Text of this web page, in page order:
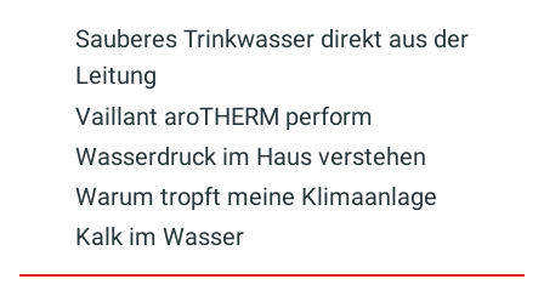
Sauberes Trinkwasser direkt aus der
Leitung
Vaillant aroTHERM perform
Wasserdruck im Haus verstehen
Warum tropft meine Klimaanlage
Kalk im Wasser